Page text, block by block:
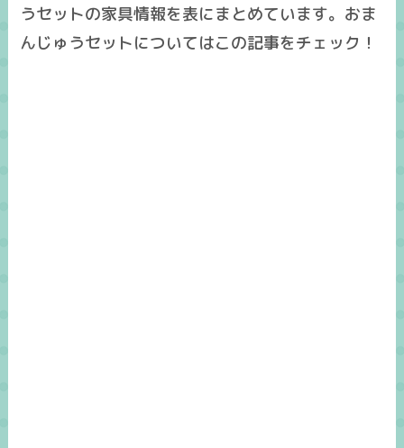
うセットの家具情報を表にまとめています。おま
んじゅうセットについてはこの記事をチェック！